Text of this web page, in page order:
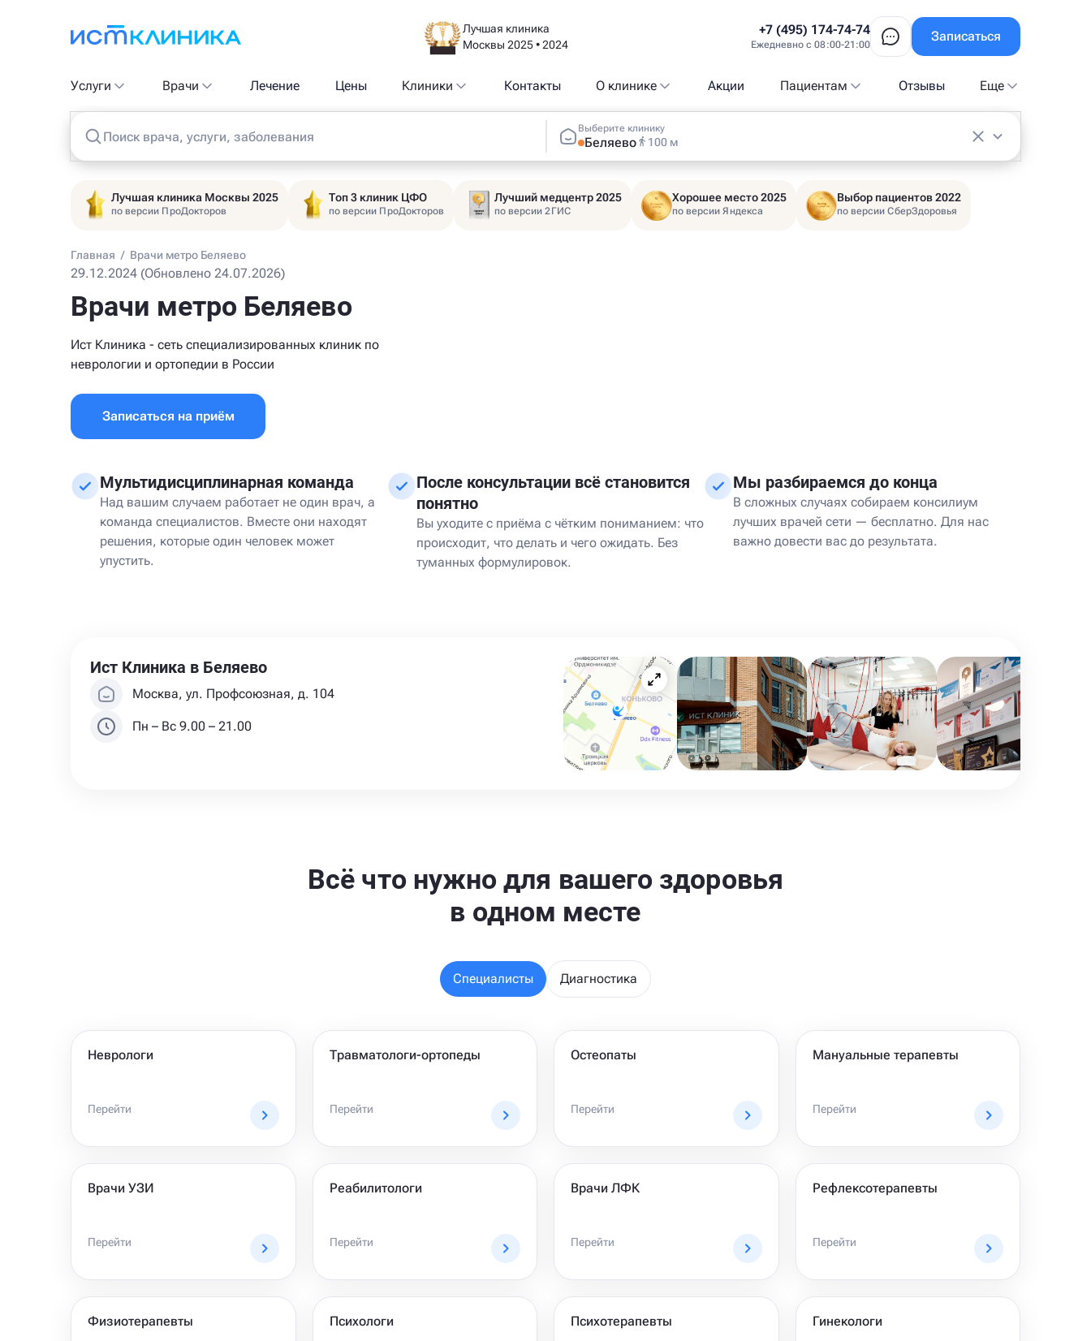
Лучшая клиника
Москвы 2025 • 2024
+7 (495) 174-74-74
Ежедневно с 08:00-21:00
Записаться
Услуги Врачи Лечение Цены Клиники Контакты О клинике Акции Пациентам Отзывы Еще
Поиск врача, услуги, заболевания
Выберите клинику
Беляево 100 м
Лучшая клиника Москвы 2025
по версии ПроДокторов
Топ 3 клиник ЦФО
по версии ПроДокторов
Лучший медцентр 2025
по версии 2ГИС
Хорошее место 2025
по версии Яндекса
Выбор пациентов 2022
по версии СберЗдоровья
Главная / Врачи метро Беляево
29.12.2024 (Обновлено 24.07.2026)
Врачи метро Беляево
Ист Клиника - сеть специализированных клиник по
неврологии и ортопедии в России
Записаться на приём
Мультидисциплинарная команда
Над вашим случаем работает не один врач, а
команда специалистов. Вместе они находят
решения, которые один человек может
упустить.
После консультации всё становится
понятно
Вы уходите с приёма с чётким пониманием: что
происходит, что делать и чего ожидать. Без
туманных формулировок.
Мы разбираемся до конца
В сложных случаях собираем консилиум
лучших врачей сети — бесплатно. Для нас
важно довести вас до результата.
Ист Клиника в Беляево
Москва, ул. Профсоюзная, д. 104
Пн – Вс 9.00 – 21.00
Всё что нужно для вашего здоровья
в одном месте
Специалисты Диагностика
Неврологи
Перейти
Травматологи-ортопеды
Перейти
Остеопаты
Перейти
Мануальные терапевты
Перейти
Врачи УЗИ
Перейти
Реабилитологи
Перейти
Врачи ЛФК
Перейти
Рефлексотерапевты
Перейти
Физиотерапевты Психологи Психотерапевты Гинекологи